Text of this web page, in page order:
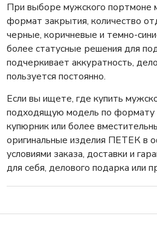
При выборе мужского портмоне
формат закрытия, количество
черные, коричневые и темно-
более статусные решения для
подчеркивает аккуратность,
пользуется постоянно.
Если вы ищете, где купить
подходящую модель по формату
купюрник или более
оригинальные изделия ПЕТЕК в
условиями заказа, доставки и
для себя, делового подарка или